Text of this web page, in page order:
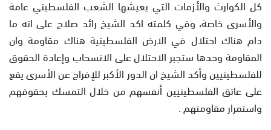
كل الكوارث والأزمات التي يعيشها الشعب الفلسطيني عامة
والأسرى خاصة، وفي كلمته اكد الشيخ رائد صلاح على انه ما
دام هناك احتلال في الارض الفلسطينية هناك مقاومة وان
المقاومة وحدها ستجبر الاحتلال على الانسحاب وإعادة الحقوق
للفلسطينيين وأكد الشيخ ان الدور الأكبر للإفراج عن الأسرى يقع
على عاتق الفلسطينيين أنفسهم من خلال التمسك بحقوقهم
واستمرار مقاومتهم .